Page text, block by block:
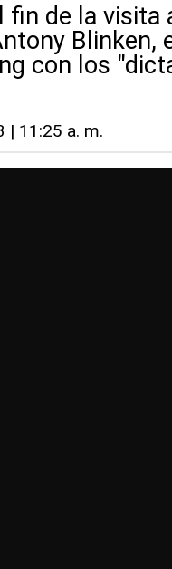
fin de la
Blinken,
con los
| 11:25 a. m.